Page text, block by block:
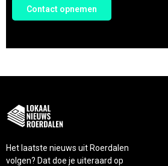
Contact opnemen
Het laatste nieuws uit Roerdalen
volgen? Dat doe je uiteraard op